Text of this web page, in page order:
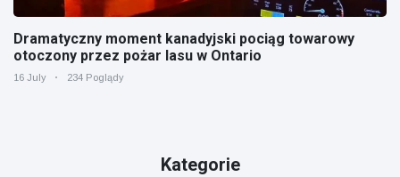
Dramatyczny moment kanadyjski pociąg towarowy
otoczony przez pożar lasu w Ontario
16 July 234 Poglądy
Kategorie